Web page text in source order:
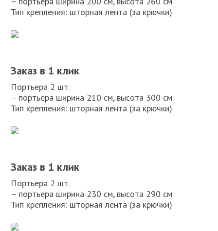
Тип крепления: шторная лента (за крючки)
Заказ в 1 клик
Портьера 2 шт.
– портьера ширина 210 см, высота 300 см
Тип крепления: шторная лента (за крючки)
Заказ в 1 клик
Портьера 2 шт.
– портьера ширина 230 см, высота 290 см
Тип крепления: шторная лента (за крючки)